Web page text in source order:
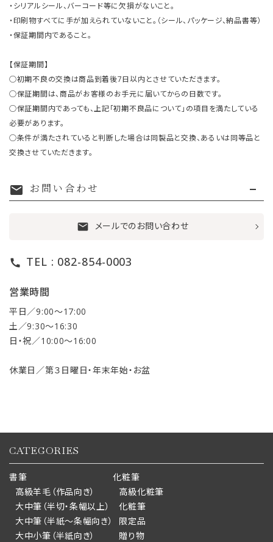
・シリアルシール、バーコード等に欠損がないこと。
・印刷物すべてに手が加えられていないこと。（シール、パッケージ、納品書等）
・保証期間内であること。
【保証期間】
○初期不良の交換は商品到着後7日以内とさせていただきます。
○保証期間は、商品がお客様のお手元に届いてからの日数です。
○保証期間内であっても、上記「初期不良品について」の項目を満たしている
必要があります。
○条件が満たされていると判断した場合は同製品と交換、あるいは同等品と
交換させていただきます。
mail お問い合わせ
mail メールでのお問い合わせ
call TEL : 082-854-0003
営業時間
平日／9:00〜17:00
土／9:30〜16:30
日・祝／10:00〜16:00
休業日／第３日曜日・年末年始・お盆
CATEGORIES
書筆
高級羊毛（作品向き）
大中筆（半切・条幅以上）
大中筆（半紙～条幅向き）
大中小筆（半紙向き）
化粧筆
高級化粧筆
化粧筆
限定品
贈り物